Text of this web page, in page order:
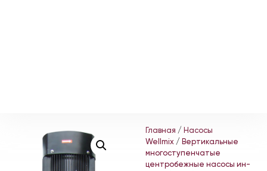
Главная / Насосы
Wellmix / Вертикальные
многоступенчатые
центробежные насосы ин-